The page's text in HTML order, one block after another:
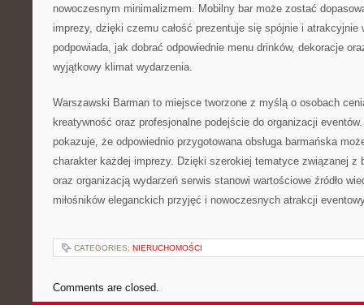
nowoczesnym minimalizmem. Mobilny bar może zostać
imprezy, dzięki czemu całość prezentuje się spójnie i atrakcyjnie
podpowiada, jak dobrać odpowiednie menu drinków, dekoracje
wyjątkowy klimat wydarzenia.
Warszawski Barman to miejsce tworzone z myślą o osobach
kreatywność oraz profesjonalne podejście do organizacji
pokazuje, że odpowiednio przygotowana obsługa barmańska
charakter każdej imprezy. Dzięki szerokiej tematyce związanej z
oraz organizacją wydarzeń serwis stanowi wartościowe źródło
miłośników eleganckich przyjęć i nowoczesnych atrakcji
CATEGORIES: NIERUCHOMOŚCI
Comments are closed.